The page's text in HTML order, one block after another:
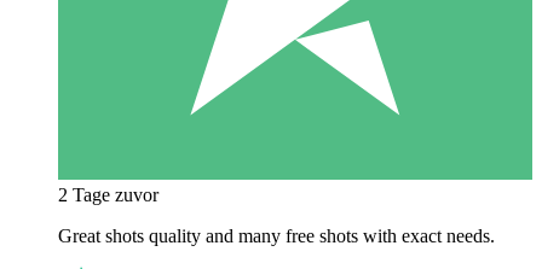
2 Tage zuvor
Great shots quality and many free shots with exact needs.